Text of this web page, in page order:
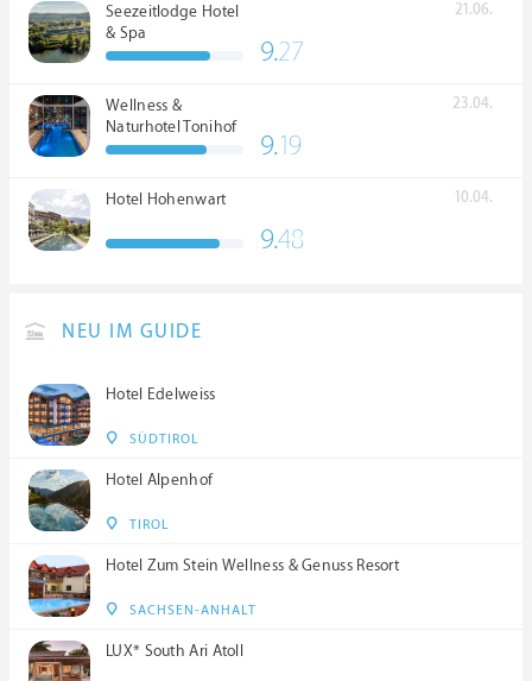
Seezeitlodge Hotel
& Spa
21.06.
9.27
Wellness &
Naturhotel Tonihof
****S
23.04.
9.19
Hotel Hohenwart 10.04.
9.48
NEU IM GUIDE
Hotel Edelweiss
SÜDTIROL
Hotel Alpenhof
TIROL
Hotel Zum Stein Wellness & Genuss Resort
SACHSEN-ANHALT
LUX* South Ari Atoll